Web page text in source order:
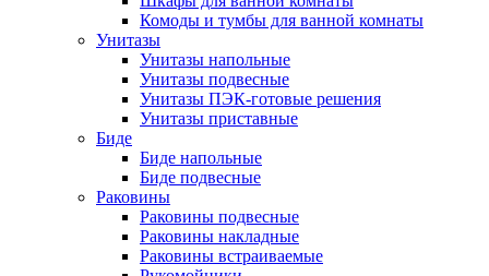
Комоды и тумбы для ванной комнаты
Унитазы
Унитазы напольные
Унитазы подвесные
Унитазы ПЭК-готовые решения
Унитазы приставные
Биде
Биде напольные
Биде подвесные
Раковины
Раковины подвесные
Раковины накладные
Раковины встраиваемые